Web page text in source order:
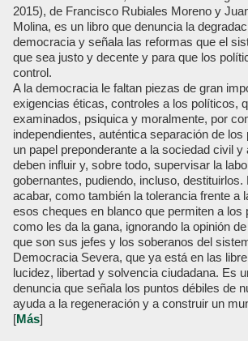
2015), de Francisco Rubiales Moreno y
Molina, es un libro que denuncia la
democracia y señala las reformas que el
que sea justo y decente y para que los
control.
A la democracia le faltan piezas de gran
exigencias éticas, controles a los políticos,
examinados, psiquica y moralmente, por
independientes, auténtica separación de
un papel preponderante a la sociedad civil y
deben influir y, sobre todo, supervisar la
gobernantes, pudiendo, incluso, destituirlos.
acabar, como también la tolerancia frente a
esos cheques en blanco que permiten a los
como les da la gana, ignorando la opinión
que son sus jefes y los soberanos del
Democracia Severa, que ya está en las
lucidez, libertad y solvencia ciudadana. Es
denuncia que señala los puntos débiles de
ayuda a la regeneración y a construir un
[Más]